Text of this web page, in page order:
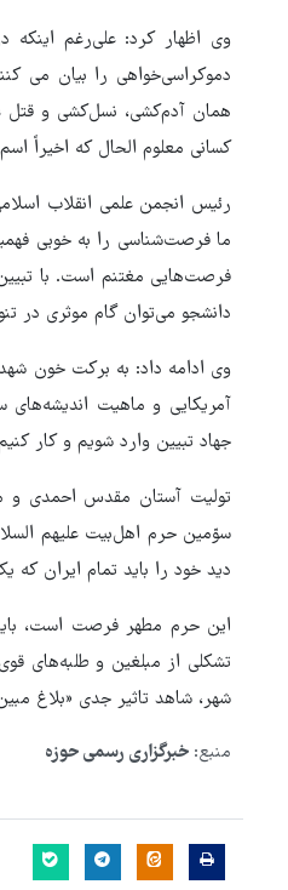
وی اظهار کرد: علی‌رغم اینکه
دموکراسی‌خواهی را بیان می
همان آدم‌کشی، نسل‌کشی و قتل
کسانی معلوم الحال که اخیراً
رئیس انجمن علمی انقلاب
ما فرصت‌شناسی را به خوبی
دانشجو می‌توان گام موثری در
وی ادامه داد: به برکت خون
آمریکایی و ماهیت اندیشه‌های
جهاد تبیین وارد شویم و کار
تولیت آستان مقدس احمدی و
سوّمین حرم اهل‌بیت علیهم
دید خود را باید تمام ایران
این حرم مطهر فرصت است،
تشکلی از مبلغین و طلبه‌های
شهر، شاهد تاثیر جدی «بلاغ
منبع: خبرگزاری رسمی حوزه